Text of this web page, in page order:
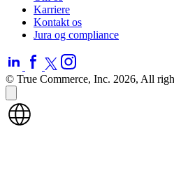
Karriere
Kontakt os
Jura og compliance
© True Commerce, Inc. 2026, All